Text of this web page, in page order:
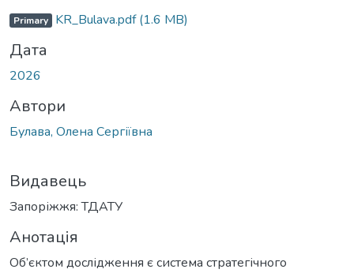
Вантажиться...
Primary KR_Bulava.pdf(1.6 MB)
Дата
2026
Автори
Булава, Олена Сергіївна
Видавець
Запоріжжя: ТДАТУ
Анотація
Об’єктом дослідження є система стратегічного